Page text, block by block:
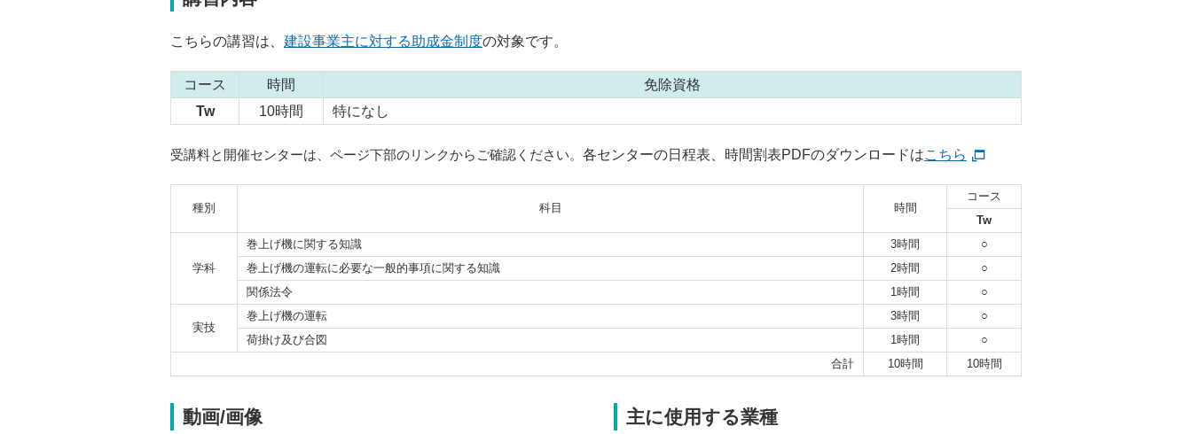
こちらの講習は、 建設事業主に対する助成金制度の対象です。
コース 時間
免除資格
Tw
10時間 特になし
受講料と開催センターは、ページ下部のリンクからご確認ください。 各センターの日程表、時間割表PDFのダウンロードはこちら
種別 科目 時間
コース
Tw
学科
巻上げ機に関する知識 3時間
○
巻上げ機の運転に必要な一般的事項に関する知識
2時間
○
関係法令
1時間 ○
実技
巻上げ機の運転 3時間
○
荷掛け及び合図
1時間
○
合計
10時間 10時間
動画/画像 主に使用する業種